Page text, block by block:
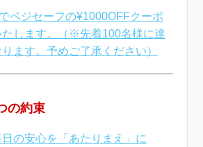
ベジセーフの¥1000OFFクーポ
たします。（※先着100名様に達
ます。予めご了承ください）
の約束
の安心を「あたりまえ」に